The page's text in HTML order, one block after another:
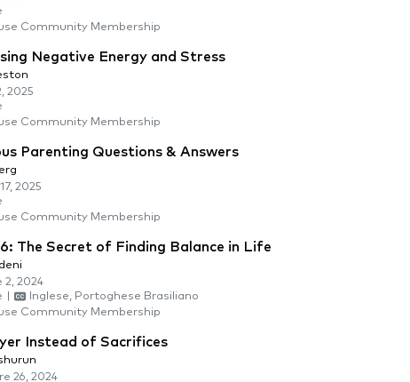
Community Membership
Negative Energy and Stress
2025
Community Membership
Parenting Questions & Answers
2025
Community Membership
6: The Secret of Finding Balance in Life
2, 2024
Inglese, Portoghese Brasiliano
Community Membership
Instead of Sacrifices
26, 2024